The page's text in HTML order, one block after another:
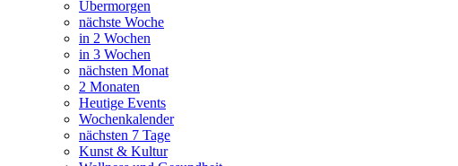
Übermorgen
nächste Woche
in 2 Wochen
in 3 Wochen
nächsten Monat
2 Monaten
Heutige Events
Wochenkalender
nächsten 7 Tage
Kunst & Kultur